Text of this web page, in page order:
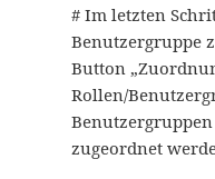
# Im letzten
Benutzergruppe
Button
Rollen/
zugeordnet